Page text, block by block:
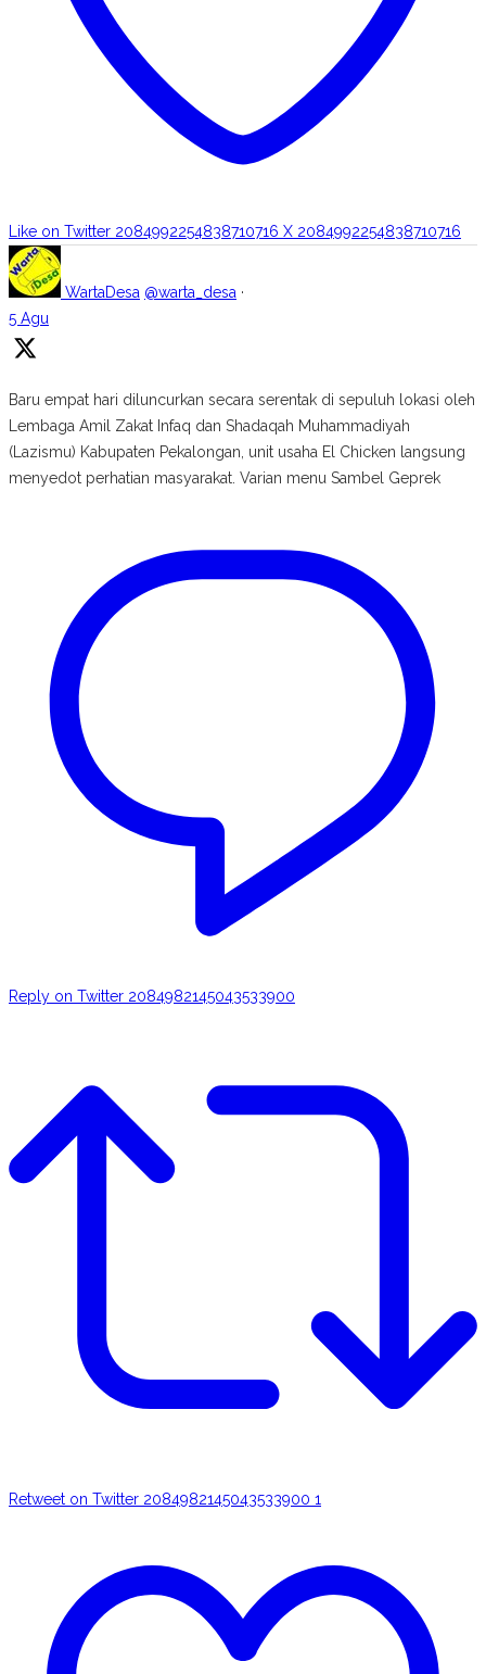
Like on Twitter 2084992254838710716 X 2084992254838710716
WartaDesa @warta_desa ·
5 Agu
Baru empat hari diluncurkan secara serentak di sepuluh lokasi oleh
Lembaga Amil Zakat Infaq dan Shadaqah Muhammadiyah
(Lazismu) Kabupaten Pekalongan, unit usaha El Chicken langsung
menyedot perhatian masyarakat. Varian menu Sambel Geprek
Reply on Twitter 2084982145043533900
Retweet on Twitter 2084982145043533900 1